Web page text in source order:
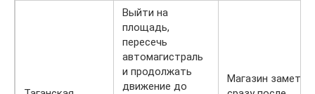
Выйти на
площадь,
пересечь
автомагистраль
и продолжать
движение до
Магазин заметен